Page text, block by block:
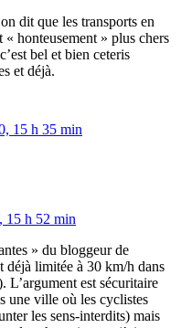
dit que les transports en
« honteusement » plus chers
bel et bien ceteris
et déjà.
15 h 35 min
15 h 52 min
» du bloggeur de
déjà limitée à 30 km/h dans
L’argument est sécuritaire
une ville où les cyclistes
les sens-interdits) mais